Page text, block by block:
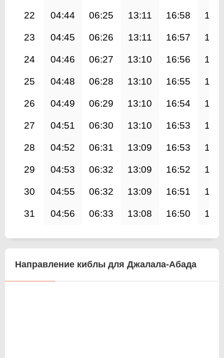
22 04:44 06:25 13:11 16:58
23 04:45 06:26 13:11 16:57
24 04:46 06:27 13:10 16:56
25 04:48 06:28 13:10 16:55
26 04:49 06:29 13:10 16:54
27 04:51 06:30 13:10 16:53
28 04:52 06:31 13:09 16:53
29 04:53 06:32 13:09 16:52
30 04:55 06:32 13:09 16:51
31 04:56 06:33 13:08 16:50
Направление киблы для Джалала-Абада